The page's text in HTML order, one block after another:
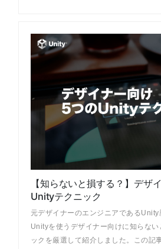
【知らないと損する？】デザ
Unityテクニック
元デザイナーのエンジニアであるUnity
Unityを使うデザイナー向けに知らない
ックを厳選して紹介しました。この記